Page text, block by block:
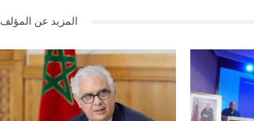
المزيد عن المؤلف